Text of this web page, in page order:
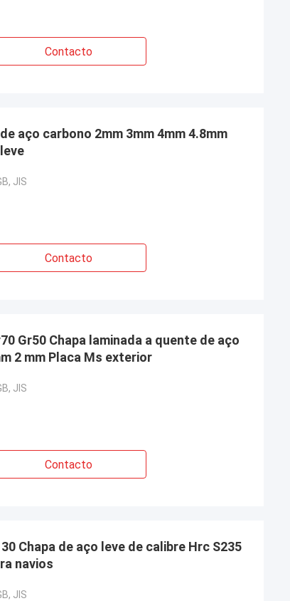
Contacto
aço carbono 2mm 3mm 4mm 4.8mm
JIS
Contacto
Gr50 Chapa laminada a quente de aço
2 mm Placa Ms exterior
JIS
Contacto
Chapa de aço leve de calibre Hrc S235
navios
JIS